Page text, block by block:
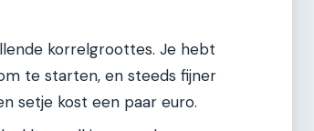
korrelgroottes. Je hebt
te starten, en steeds fijner
setje kost een paar euro.